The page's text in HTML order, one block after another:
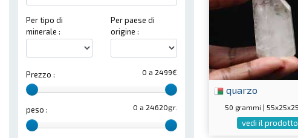
Per tipo di
minerale :
Per paese di
origine :
0 a 2499€
Prezzo :
0 a 24620gr.
peso :
quarzo
50 grammi |
vedi il prodotto